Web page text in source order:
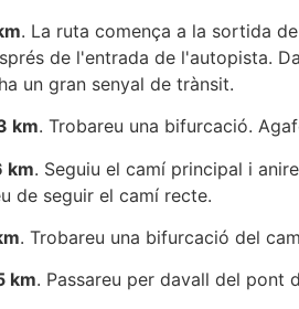
. La ruta comença a la sortida
de l'entrada de l'autopista.
un gran senyal de trànsit.
km. Trobareu una bifurcació.
km. Seguiu el camí principal i
de seguir el camí recte.
. Trobareu una bifurcació del
km. Passareu per davall del pont